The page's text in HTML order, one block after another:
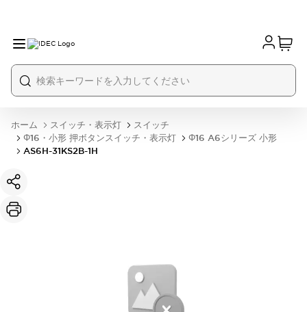
ホーム スイッチ・表示灯
スイッチ
Φ16・小形 押ボタンスイッチ・表示灯
Φ16 A6シリーズ 小形
AS6H-31KS2B-1H